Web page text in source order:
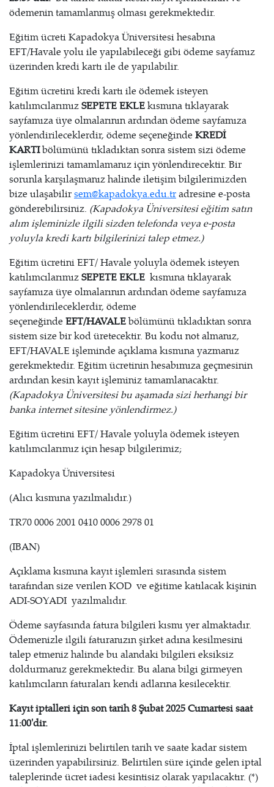
ödemenin tamamlanmış olması gerekmektedir.
Eğitim ücreti Kapadokya Üniversitesi hesabına
EFT/Havale yolu ile yapılabileceği gibi ödeme sayfamız
üzerinden kredi kartı ile de yapılabilir.
Eğitim ücretini kredi kartı ile ödemek isteyen
katılımcılarımızSEPETE EKLEkısmına tıklayarak
sayfamıza üye olmalarının ardından ödeme sayfamıza
yönlendirileceklerdir, ödeme seçeneğinde KREDİ
KARTIbölümünü tıkladıktan sonra sistem sizi ödeme
işlemlerinizi tamamlamanız için yönlendirecektir. Bir
sorunla karşılaşmanız halinde iletişim bilgilerimizden
bize ulaşabilirsem@kapadokya.edu.tradresine e-posta
gönderebilirsiniz. (Kapadokya Üniversitesi eğitim satın
alım işleminizle ilgili sizden telefonda veya e-posta
yoluyla kredi kartı bilgilerinizi talep etmez.)
Eğitim ücretini EFT/ Havale yoluyla ödemek isteyen
katılımcılarımızSEPETE EKLE kısmına tıklayarak
sayfamıza üye olmalarının ardından ödeme sayfamıza
yönlendirileceklerdir, ödeme
seçeneğinde EFT/HAVALEbölümünü tıkladıktan sonra
sistem size bir kod üretecektir. Bu kodu not almanız,
EFT/HAVALE işleminde açıklama kısmına yazmanız
gerekmektedir. Eğitim ücretinin hesabımıza geçmesinin
ardından kesin kayıt işleminiz tamamlanacaktır.
(Kapadokya Üniversitesi bu aşamada sizi herhangi bir
banka internet sitesine yönlendirmez.)
Eğitim ücretini EFT/ Havale yoluyla ödemek isteyen
katılımcılarımız için hesap bilgilerimiz;
Kapadokya Üniversitesi
(Alıcı kısmına yazılmalıdır.)
TR70 0006 2001 0410 0006 2978 01
(IBAN)
Açıklama kısmına kayıt işlemleri sırasında sistem
tarafından size verilen KOD ve eğitime katılacak kişinin
ADI-SOYADI yazılmalıdır.
Ödeme sayfasında fatura bilgileri kısmı yer almaktadır.
Ödemenizle ilgili faturanızın şirket adına kesilmesini
talep etmeniz halinde bu alandaki bilgileri eksiksiz
doldurmanız gerekmektedir. Bu alana bilgi girmeyen
katılımcıların faturaları kendi adlarına kesilecektir.
Kayıt iptalleri için son tarih 8 Şubat 2025 Cumartesi saat
11:00'dir.
İptal işlemlerinizi belirtilen tarih ve saate kadar sistem
üzerinden yapabilirsiniz. Belirtilen süre içinde gelen iptal
taleplerinde ücret iadesi kesintisiz olarak yapılacaktır. (*)